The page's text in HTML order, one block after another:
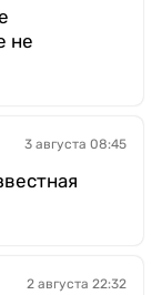
не
3 августа 08:45
2 августа 22:32